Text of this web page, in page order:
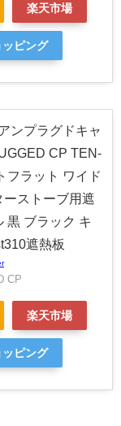
楽天市場
ピング
ンプラグドキャ
CP TEN-
フラット ワイド
ーストーブ用遮
黒 ブラック キ
遮熱板
CP
楽天市場
ピング